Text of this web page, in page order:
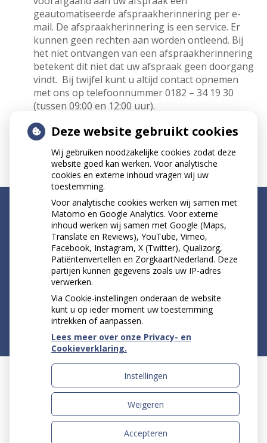
geautomatiseerde afspraakherinnering per e-
mail. De afspraakherinnering is een service. Er
kunnen geen rechten aan worden ontleend. Bij
het niet ontvangen van een afspraakherinnering
betekent dit niet dat uw afspraak geen doorgang
vindt. Bij twijfel kunt u altijd contact opnemen
met ons op telefoonnummer 0182 – 34 19 30
(tussen 09:00 en 12:00 uur).
bellen van 09:00 tot 12:00 uur.
NIEUWS
Let op: valse Infomedics-mails over
openstaande rekening
Tanden bleken? Laat het veilig doen!
Uw Zorg Online|Beheer
Privacy verklaring Cookie-instellingen Voorwaarden
Deze website gebruikt cookies
Wij gebruiken noodzakelijke cookies zodat deze
website goed kan werken. Voor analytische
cookies en externe inhoud vragen wij uw
toestemming.
Voor analytische cookies werken wij samen met
Matomo en Google Analytics. Voor externe
inhoud werken wij samen met Google (Maps,
Translate en Reviews), YouTube, Vimeo,
Facebook, Instagram, X (Twitter), Qualizorg,
Patiëntenvertellen en ZorgkaartNederland. Deze
partijen kunnen gegevens zoals uw IP-adres
verwerken.
Via Cookie-instellingen onderaan de website
kunt u op ieder moment uw toestemming
intrekken of aanpassen.
Lees meer over onze Privacy- en
Cookieverklaring.
Instellingen
Weigeren
Accepteren